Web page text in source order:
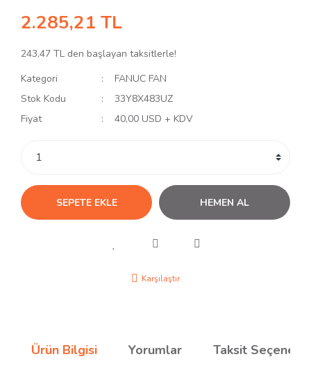
2.285,21 TL
243,47 TL den başlayan taksitlerle!
Kategori
FANUC FAN
Stok Kodu
33Y8X483UZ
Fiyat
40,00 USD + KDV
SEPETE EKLE HEMEN AL
Karşılaştır
Ürün Bilgisi Yorumlar Taksit